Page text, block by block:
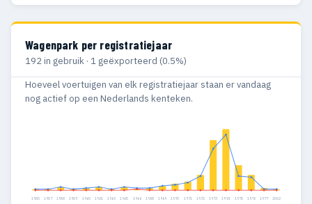
Wagenpark per registratiejaar
192 in gebruik · 1 geëxporteerd (0.5%)
Hoeveel voertuigen van elk registratiejaar staan er vandaag
nog actief op een Nederlands kenteken.
1955 1957 1958 1959 1960 1961 1963 1965 1966 1968 1969 1970 1971 1972 1973 1974 1975 1976 1977 2002